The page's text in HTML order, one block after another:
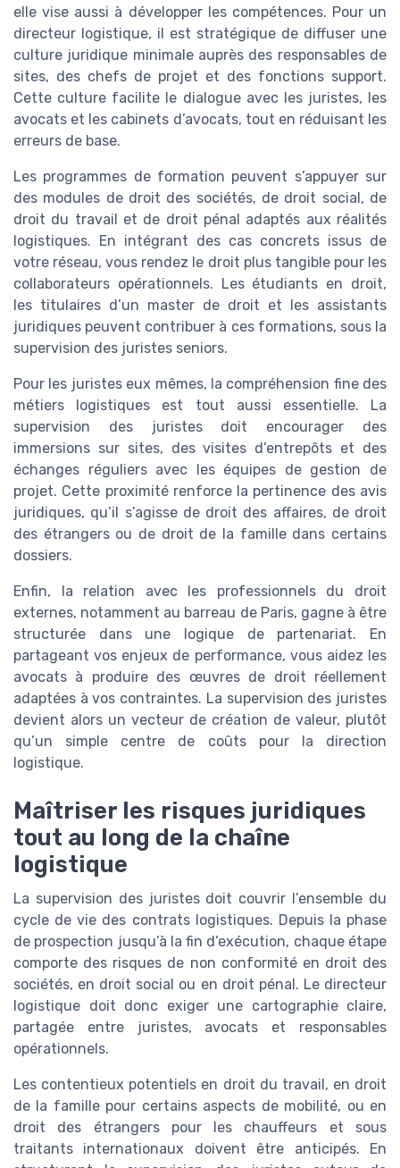
elle vise aussi à développer les compétences. Pour un
directeur logistique, il est stratégique de diffuser une
culture juridique minimale auprès des responsables de
sites, des chefs de projet et des fonctions support.
Cette culture facilite le dialogue avec les juristes, les
avocats et les cabinets d’avocats, tout en réduisant les
erreurs de base.
Les programmes de formation peuvent s’appuyer sur
des modules de droit des sociétés, de droit social, de
droit du travail et de droit pénal adaptés aux réalités
logistiques. En intégrant des cas concrets issus de
votre réseau, vous rendez le droit plus tangible pour les
collaborateurs opérationnels. Les étudiants en droit,
les titulaires d’un master de droit et les assistants
juridiques peuvent contribuer à ces formations, sous la
supervision des juristes seniors.
Pour les juristes eux mêmes, la compréhension fine des
métiers logistiques est tout aussi essentielle. La
supervision des juristes doit encourager des
immersions sur sites, des visites d’entrepôts et des
échanges réguliers avec les équipes de gestion de
projet. Cette proximité renforce la pertinence des avis
juridiques, qu’il s’agisse de droit des affaires, de droit
des étrangers ou de droit de la famille dans certains
dossiers.
Enfin, la relation avec les professionnels du droit
externes, notamment au barreau de Paris, gagne à être
structurée dans une logique de partenariat. En
partageant vos enjeux de performance, vous aidez les
avocats à produire des œuvres de droit réellement
adaptées à vos contraintes. La supervision des juristes
devient alors un vecteur de création de valeur, plutôt
qu’un simple centre de coûts pour la direction
logistique.
Maîtriser les risques juridiques
tout au long de la chaîne
logistique
La supervision des juristes doit couvrir l’ensemble du
cycle de vie des contrats logistiques. Depuis la phase
de prospection jusqu’à la fin d’exécution, chaque étape
comporte des risques de non conformité en droit des
sociétés, en droit social ou en droit pénal. Le directeur
logistique doit donc exiger une cartographie claire,
partagée entre juristes, avocats et responsables
opérationnels.
Les contentieux potentiels en droit du travail, en droit
de la famille pour certains aspects de mobilité, ou en
droit des étrangers pour les chauffeurs et sous
traitants internationaux doivent être anticipés. En